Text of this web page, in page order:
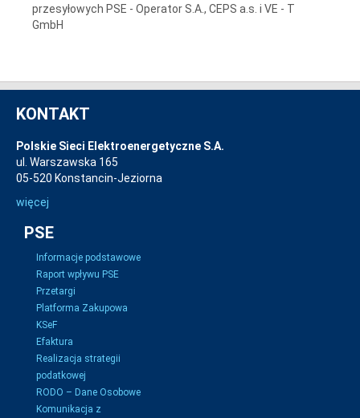
przesyłowych PSE - Operator S.A., CEPS a.s. i VE - T
GmbH
KONTAKT
Polskie Sieci Elektroenergetyczne S.A.
ul. Warszawska 165
05-520 Konstancin-Jeziorna
więcej
PSE
Informacje podstawowe
Raport wpływu PSE
Przetargi
Platforma Zakupowa
KSeF
Efaktura
Realizacja strategii
podatkowej
RODO – Dane Osobowe
Komunikacja z